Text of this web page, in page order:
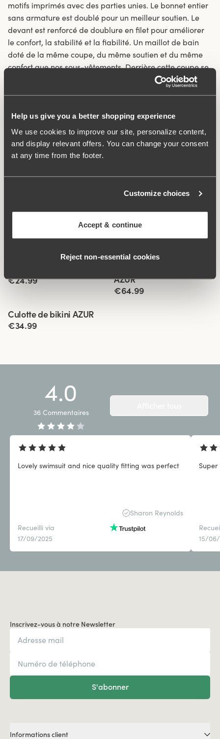
Help us give you a better shopping experience
We use cookies to improve our site, personalize content,
and display relevant offers. You can change your consent
at any time from the footer.
Customize choices
Accept & continue
Reject non‑essential cookies
motifs imprimés avec des parties unies. Le bonnet entier
sans armature est doublé pour un meilleur soutien. Le
devant est renforcé de doublure en filet pour améliorer
le confort, la stabilité et la fiabilité. Un maillot de bain
doté de la même coupe, du même soutien et du même
confort que nos sous-vêtements. Derrière cette coupe se
cachent plus de 60 années d’expertise dans la
Bonnet entier sans armature, doublé pour un
meilleur soutien.
Devant doublé pour plus de stabilité et de fiabilité.
Instructions de lavage: Lavage délicat 40°C
Produits associés
Viewing image 1 of 2
€24.99
AZUR
€64.99
Viewing image 1 of 3
Culotte de bikini AZUR
€34.99
4.0
36 Commentaires
Lovely swimsuit and nice quality fitting was perfect
Sharon Reynolds
Recueilli via
17/09/2025
15/
Inscrivez-vous à notre Newsletter
S'abonner
Informations client